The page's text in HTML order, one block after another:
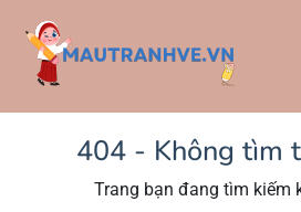
404 - Không tìm
Trang bạn đang tìm kiếm